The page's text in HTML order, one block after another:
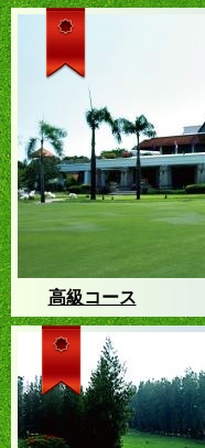
高級コース
世界中のゴルファー憧れ
もゴルフ旅ランドなら、